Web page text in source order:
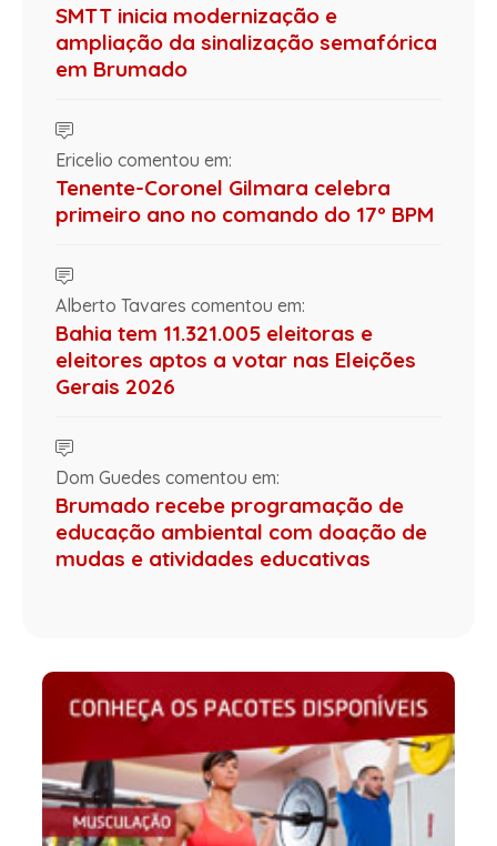
SMTT inicia modernização e
ampliação da sinalização semafórica
em Brumado
Ericelio comentou em:
Tenente-Coronel Gilmara celebra
primeiro ano no comando do 17º BPM
Alberto Tavares comentou em:
Bahia tem 11.321.005 eleitoras e
eleitores aptos a votar nas Eleições
Gerais 2026
Dom Guedes comentou em:
Brumado recebe programação de
educação ambiental com doação de
mudas e atividades educativas